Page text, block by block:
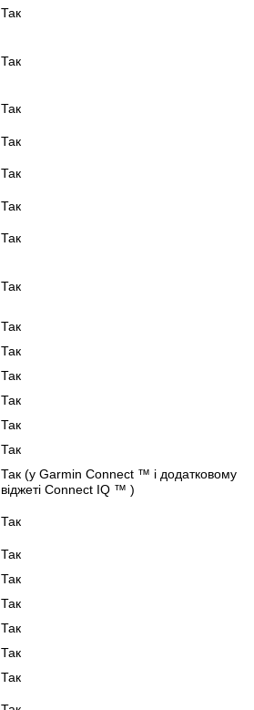
Так
Так
Так
Так
Так
Так
Так
Так
Так
Так
Так
Так
Так
Так
Так (у Garmin Connect ™ і додатковому
віджеті Connect IQ ™ )
Так
Так
Так
Так
Так
Так
Так